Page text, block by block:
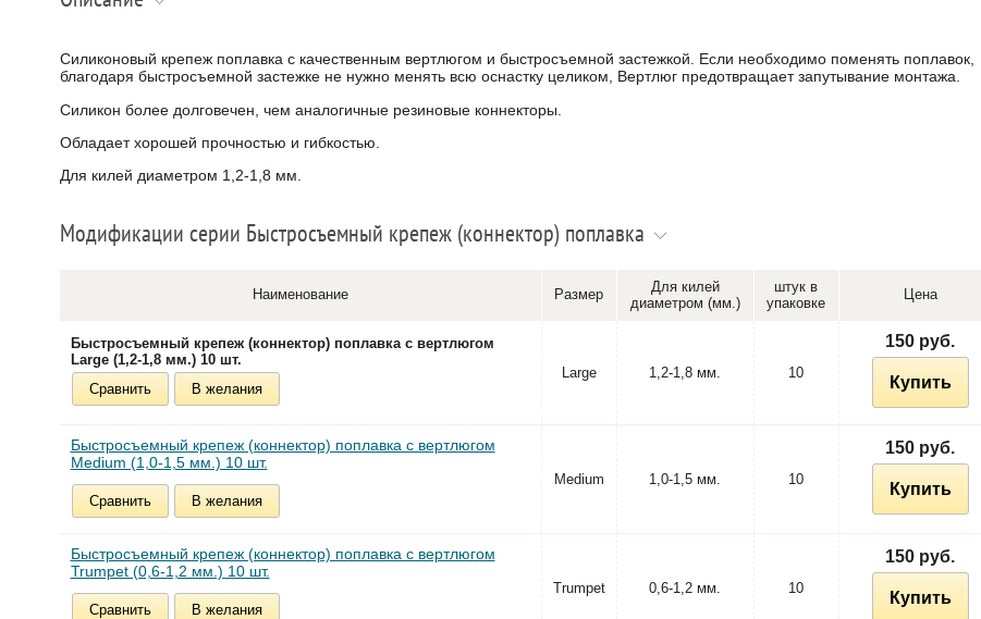
Силиконовый крепеж поплавка с качественным вертлюгом и быстросъемной застежкой. Если необходимо поменять поплавок,
благодаря быстросъемной застежке не нужно менять всю оснастку целиком, Вертлюг предотвращает запутывание монтажа.
Силикон более долговечен, чем аналогичные резиновые коннекторы.
Обладает хорошей прочностью и гибкостью.
Для килей диаметром 1,2-1,8 мм.
Модификации серии Быстросъемный крепеж (коннектор) поплавка
Наименование Размер
Для килей
диаметром (мм.)
штук в
упаковке
Цена
Быстросъемный крепеж (коннектор) поплавка с вертлюгом
Large (1,2-1,8 мм.) 10 шт.
Сравнить
В желания
Large 1,2-1,8 мм. 10
150 руб.
Купить
Быстросъемный крепеж (коннектор) поплавка с вертлюгом
Medium (1,0-1,5 мм.) 10 шт.
Сравнить В желания
Medium 1,0-1,5 мм. 10
150 руб.
Купить
Быстросъемный крепеж (коннектор) поплавка с вертлюгом
Trumpet (0,6-1,2 мм.) 10 шт.
Сравнить В желания
Trumpet 0,6-1,2 мм. 10
150 руб.
Купить